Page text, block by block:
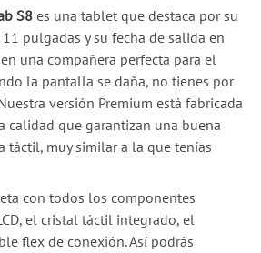
S8 es una tablet que destaca por su
pulgadas y su fecha de salida en
una compañera perfecta para el
la pantalla se daña, no tienes por
versión Premium está fabricada
calidad que garantizan una buena
táctil, muy similar a la que tenías
con todos los componentes
el cristal táctil integrado, el
flex de conexión. Así podrás